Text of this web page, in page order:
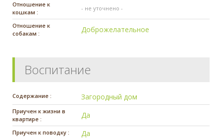
Отношение к
кошкам :
- не уточнено -
Отношение к
собакам :
Доброжелательное
Воспитание
Содержание : Загородный дом
Приучен к жизни в
квартире :
Да
Приучен к поводку : Да